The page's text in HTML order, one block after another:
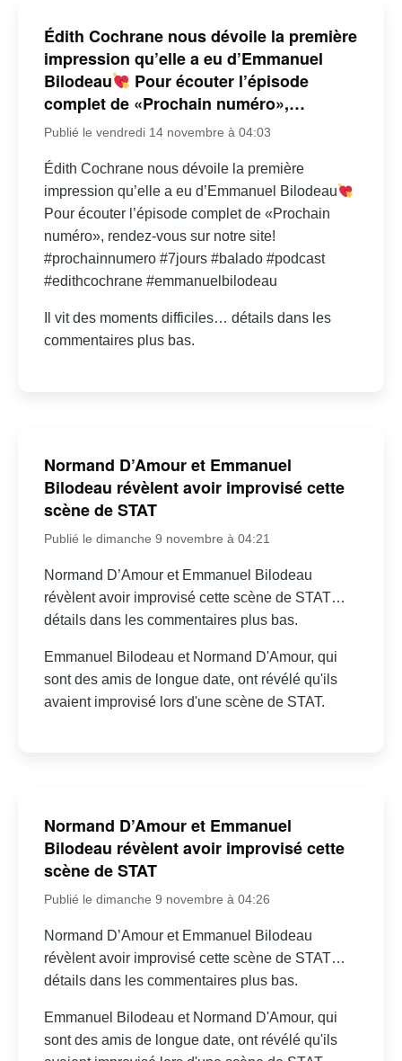
Édith Cochrane nous dévoile la première
impression qu’elle a eu d’Emmanuel
Bilodeau
Pour écouter l’épisode
complet de «Prochain numéro»,…
Publié le vendredi 14 novembre à 04:03
Édith Cochrane nous dévoile la première
impression qu’elle a eu d’Emmanuel Bilodeau
Pour écouter l’épisode complet de «Prochain
numéro», rendez-vous sur notre site!
#prochainnumero #7jours #balado #podcast
#edithcochrane #emmanuelbilodeau
Il vit des moments difficiles… détails dans les
commentaires plus bas.
Normand D’Amour et Emmanuel
Bilodeau révèlent avoir improvisé cette
scène de STAT
Publié le dimanche 9 novembre à 04:21
Normand D’Amour et Emmanuel Bilodeau
révèlent avoir improvisé cette scène de STAT…
détails dans les commentaires plus bas.
Emmanuel Bilodeau et Normand D'Amour, qui
sont des amis de longue date, ont révélé qu'ils
avaient improvisé lors d'une scène de STAT.
Normand D’Amour et Emmanuel
Bilodeau révèlent avoir improvisé cette
scène de STAT
Publié le dimanche 9 novembre à 04:26
Normand D’Amour et Emmanuel Bilodeau
révèlent avoir improvisé cette scène de STAT…
détails dans les commentaires plus bas.
Emmanuel Bilodeau et Normand D'Amour, qui
sont des amis de longue date, ont révélé qu'ils